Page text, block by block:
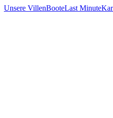
Unsere VillenBooteLast Minute